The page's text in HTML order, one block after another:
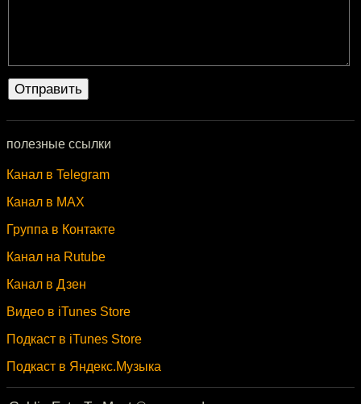
полезные ссылки
Канал в Telegram
Канал в MAX
Группа в Контакте
Канал на Rutube
Канал в Дзен
Видео в iTunes Store
Подкаст в iTunes Store
Подкаст в Яндекс.Музыка